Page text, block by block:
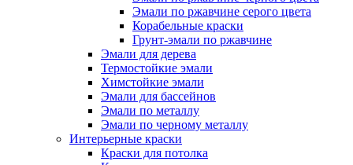
Эмали по ржавчине серого цвета
Корабельные краски
Грунт-эмали по ржавчине
Эмали для дерева
Термостойкие эмали
Химстойкие эмали
Эмали для бассейнов
Эмали по металлу
Эмали по черному металлу
Интерьерные краски
Краски для потолка